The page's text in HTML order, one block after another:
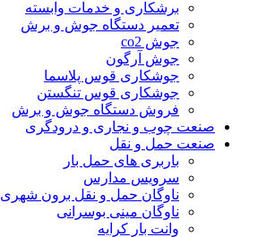
برشکاری و خدمات وابسته
تعمیر دستگاه جوش و برش
جوش co2
جوش آرگون
جوشکاری قوس پلاسما
جوشکاری قوس تنگستن
فروش دستگاه جوش و برش
صنعت چوب و نجاری و درودگری
صنعت حمل و نقل
باربری های حمل بار
سرویس مدارس
ناوگان حمل و نقل برون شهری
ناوگان مینی بوسرانی
وانت بار کرایه